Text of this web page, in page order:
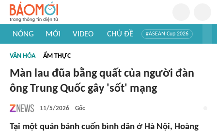
NÓNG MỚI VIDEO CHỦ ĐỀ #ASEAN Cup 2026
#Khám phá thế giới
VĂN HÓA ẨM THỰC
Màn lau đũa bằng quất của người đàn
ông Trung Quốc gây 'sốt' mạng
11/5/2026 Gốc
Tại một quán bánh cuốn bình dân ở Hà Nội, Hoàng